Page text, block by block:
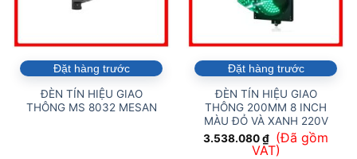
Đặt hàng trước
ĐÈN TÍN HIỆU GIAO
THÔNG MS 8032 MESAN
Đặt hàng trước
ĐÈN TÍN HIỆU GIAO
THÔNG 200MM 8 INCH
MÀU ĐỎ VÀ XANH 220V
3.538.080₫ (Đã gồm
VAT)